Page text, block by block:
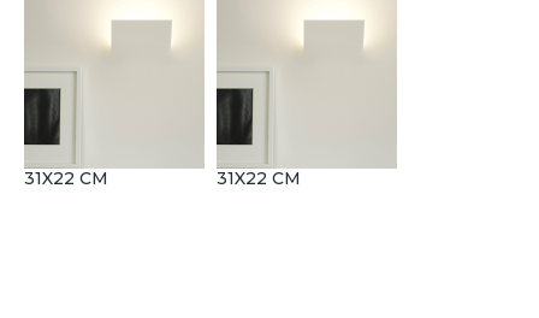
31X22 CM 31X22 CM